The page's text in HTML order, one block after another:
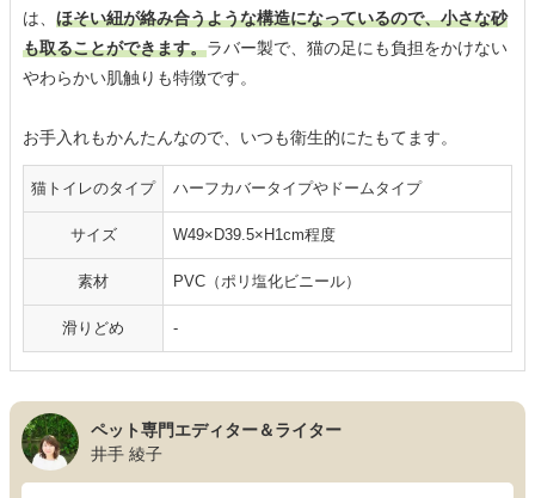
は、 ほそい紐が絡み合うような構造になっているので、小さな砂
も取ることができます。ラバー製で、猫の足にも負担をかけない
やわらかい肌触りも特徴です。
お手入れもかんたんなので、いつも衛生的にたもてます。
猫トイレのタイプ ハーフカバータイプやドームタイプ
サイズ W49×D39.5×H1cm程度
素材 PVC（ポリ塩化ビニール）
滑りどめ -
ペット専門エディター＆ライター
井手 綾子